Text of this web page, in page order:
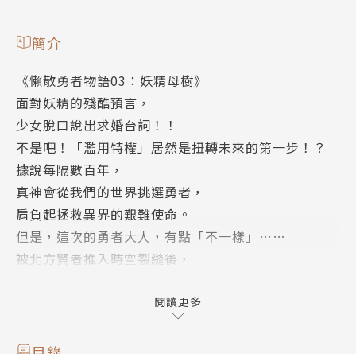
簡介
《懶散勇者物語03：妖精母樹》
面對妖精的殘酷預言，
少女脫口說出求婚台詞！！
不是吧！「濫用特權」居然是扭轉未來的第一步！？
據說每隔數百年，
真神會從我們的世界挑選勇者，
肩負起拯救異界的艱難使命。
但是，這次的勇者大人，有點「不一樣」……
被北方賢者推入時空裂縫後，
獲對方邀請進入了傳說中的金色妖精原野。
然而，在母樹影響下，思思卻看到即將面對的殘酷未
來。
閱讀更多